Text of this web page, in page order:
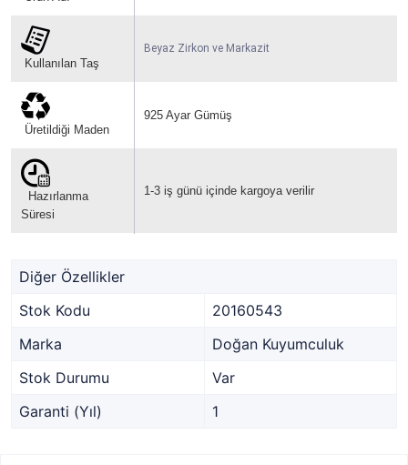
Kullanılan Taş
Beyaz Zirkon ve Markazit
Üretildiği Maden
925 Ayar Gümüş
Hazırlanma
Süresi
1-3 iş günü içinde kargoya verilir
Diğer Özellikler
Stok Kodu
20160543
Marka
Doğan Kuyumculuk
Stok Durumu
Var
Garanti (Yıl)
1